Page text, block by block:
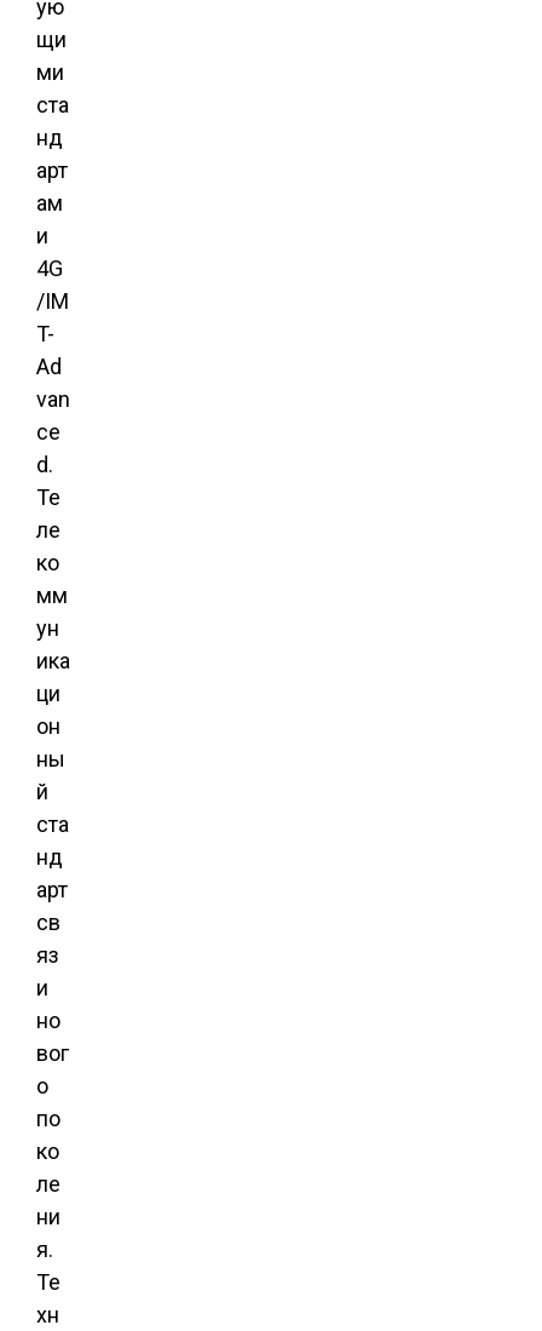
ую
щи
ми
ста
нд
арт
ам
и
4G
/IM
T-
Ad
van
ce
d.
Те
ле
ко
мм
ун
ика
ци
он
ны
й
ста
нд
арт
св
яз
и
но
вог
о
по
ко
ле
ни
я.
Те
хн